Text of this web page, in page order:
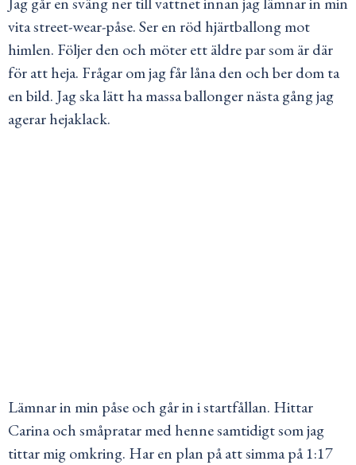
vita street-wear-påse. Ser en röd hjärtballong mot
himlen. Följer den och möter ett äldre par som är där
för att heja. Frågar om jag får låna den och ber dom ta
en bild. Jag ska lätt ha massa ballonger nästa gång jag
agerar hejaklack.
Lämnar in min påse och går in i startfållan. Hittar
Carina och småpratar med henne samtidigt som jag
tittar mig omkring. Har en plan på att simma på 1:17